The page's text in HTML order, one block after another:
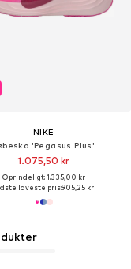
NIKE
'Pegasus Plus'
1.075,50 kr
Oprindeligt: 1.335,00 kr
laveste pris:905,25 kr